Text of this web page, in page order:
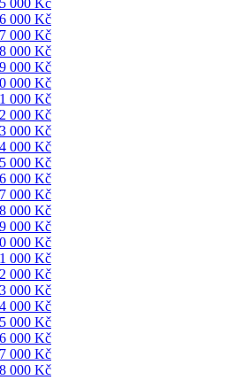
000 Kč
000 Kč
000 Kč
000 Kč
000 Kč
000 Kč
000 Kč
000 Kč
000 Kč
000 Kč
000 Kč
000 Kč
000 Kč
000 Kč
000 Kč
000 Kč
000 Kč
000 Kč
000 Kč
000 Kč
000 Kč
000 Kč
000 Kč
000 Kč